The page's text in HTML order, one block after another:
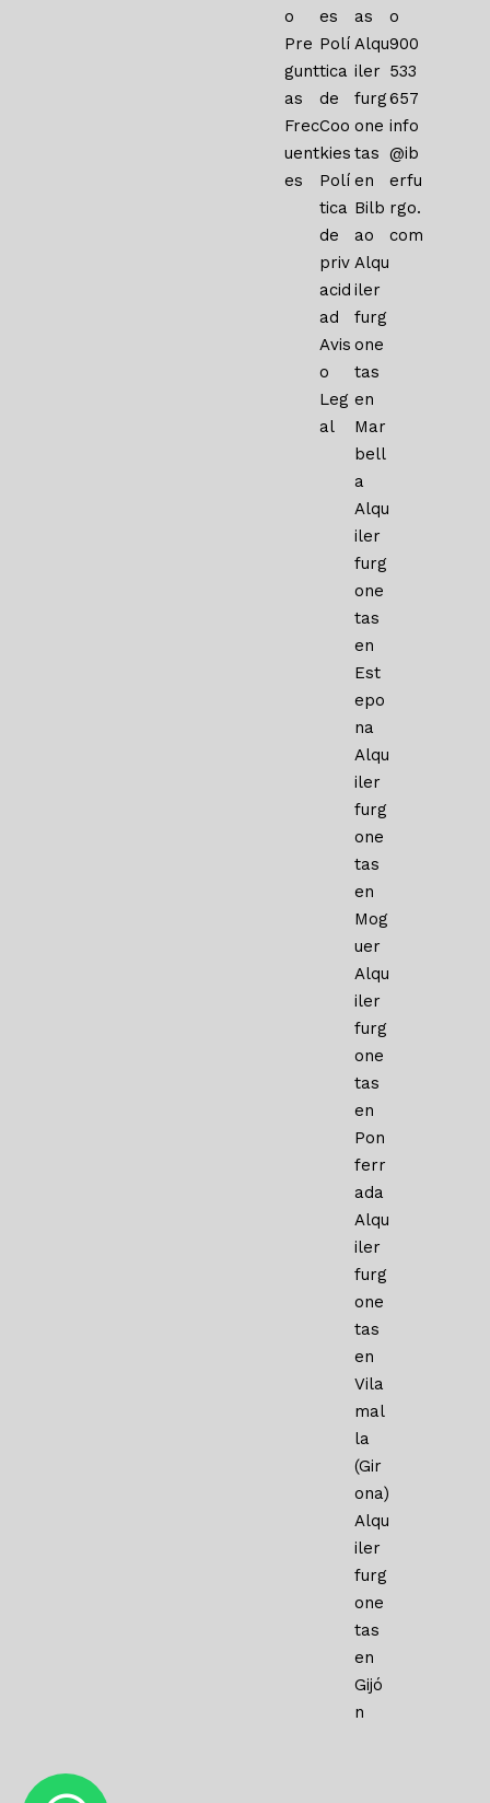
o
Pre
gunt
as
Frec
uent
es
es
Polí
tica
de
Coo
kies
Polí
tica
de
priv
acid
ad
Avis
o
Leg
al
as
Alqu
iler
furg
one
tas
en
Bilb
ao
Alqu
iler
furg
one
tas
en
Mar
bell
a
Alqu
iler
furg
one
tas
en
Est
epo
na
Alqu
iler
furg
one
tas
en
Mog
uer
Alqu
iler
furg
one
tas
en
Pon
ferr
ada
Alqu
iler
furg
one
tas
en
Vila
mal
la
(Gir
ona)
Alqu
iler
furg
one
tas
en
Gijó
n
o
900
533
657
info
@ib
erfu
rgo.
com